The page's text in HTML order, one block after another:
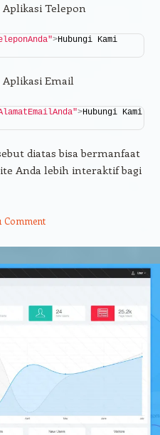
Telepon
>Hubungi Kami
Email
>Hubungi Kami
diatas bisa bermanfaat
Anda lebih interaktif bagi
Comment